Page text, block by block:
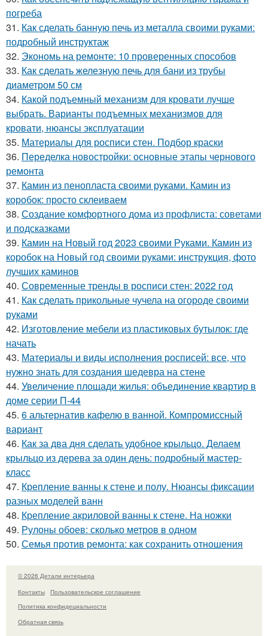
погреба
31. Как сделать банную печь из металла своими руками:
подробный инструктаж
32. Экономь на ремонте: 10 проверенных способов
33. Как сделать железную печь для бани из трубы
диаметром 50 см
34. Какой подъемный механизм для кровати лучше
выбрать. Варианты подъемных механизмов для
кровати, нюансы эксплуатации
35. Материалы для росписи стен. Подбор краски
36. Переделка новостройки: основные этапы чернового
ремонта
37. Камин из пенопласта своими руками. Камин из
коробок: просто склеиваем
38. Создание комфортного дома из профлиста: советами
и подсказками
39. Камин на Новый год 2023 своими Руками. Камин из
коробок на Новый год своими руками: инструкция, фото
лучших каминов
40. Современные тренды в росписи стен: 2022 год
41. Как сделать прикольные чучела на огороде своими
руками
42. Изготовление мебели из пластиковых бутылок: где
начать
43. Материалы и виды исполнения росписей: все, что
нужно знать для создания шедевра на стене
44. Увеличение площади жилья: объединение квартир в
доме серии П-44
45. 6 альтернатив кафелю в ванной. Компромиссный
вариант
46. Как за два дня сделать удобное крыльцо. Делаем
крыльцо из дерева за один день: подробный мастер-
класс
47. Крепление ванны к стене и полу. Нюансы фиксации
разных моделей ванн
48. Крепление акриловой ванны к стене. На ножки
49. Рулоны обоев: сколько метров в одном
50. Семья против ремонта: как сохранить отношения
© 2026 Детали интерьера
Контакты
Пользовательское соглашение
Политика конфидециальности
Обратная связь